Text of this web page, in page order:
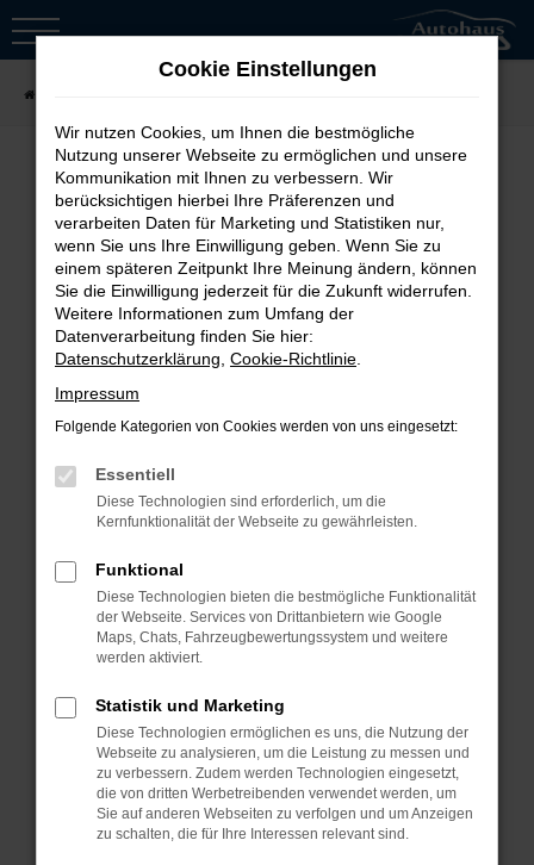
Zum
Fehler: Network Error
Beim Laden ist ein Fehler aufgetreten.
Hier sind ein paar Tipps, die dir helfen
können:
Überprüfe deine Firewall und
deine Internetverbindung.
Beispiel deine Suchmaschine?
Prüfe deine
Browsererweiterungen.
Manche Erweiterungen, wie
Werbeblocker, können das Laden
bestimmter Seiten verhindern.
anderen Browser oder in einem
privaten Fenster?
Starte dein Gerät neu.
Das kann manchmal helfen,
Cookie Einstellungen
Wir nutzen Cookies, um Ihnen die bestmögliche
Nutzung unserer Webseite zu ermöglichen und unsere
Kommunikation mit Ihnen zu verbessern. Wir
berücksichtigen hierbei Ihre Präferenzen und
verarbeiten Daten für Marketing und Statistiken nur,
wenn Sie uns Ihre Einwilligung geben. Wenn Sie zu
einem späteren Zeitpunkt Ihre Meinung ändern, können
Sie die Einwilligung jederzeit für die Zukunft widerrufen.
Weitere Informationen zum Umfang der
Datenverarbeitung finden Sie hier:
Datenschutzerklärung Cookie-Richtlinie
Impressum
Folgende Kategorien von Cookies werden von uns eingesetzt:
Essentiell
Diese Technologien sind erforderlich, um die
Kernfunktionalität der Webseite zu gewährleisten.
Funktional
Diese Technologien bieten die bestmögliche Funktionalität
der Webseite. Services von Drittanbietern wie Google
Maps, Chats, Fahrzeugbewertungssystem und weitere
werden aktiviert.
Statistik und Marketing
Diese Technologien ermöglichen es uns, die Nutzung der
Webseite zu analysieren, um die Leistung zu messen und
zu verbessern. Zudem werden Technologien eingesetzt,
die von dritten Werbetreibenden verwendet werden, um
Sie auf anderen Webseiten zu verfolgen und um Anzeigen
zu schalten, die für Ihre Interessen relevant sind.